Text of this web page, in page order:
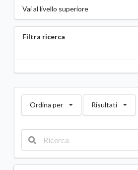
Vai al livello superiore
Filtra ricerca
Ordina per Risultati